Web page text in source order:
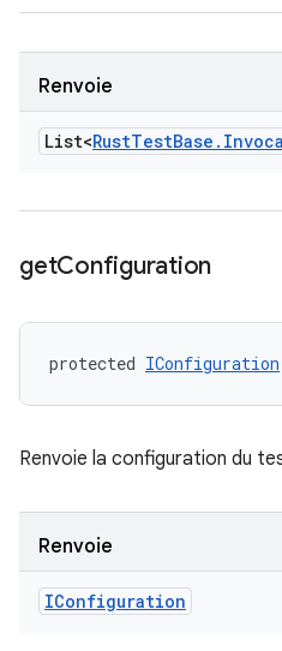
Renvoie
List<RustTestBase .
getConfiguration
protected IConfiguration
Renvoie la configuration du
Renvoie
IConfiguration